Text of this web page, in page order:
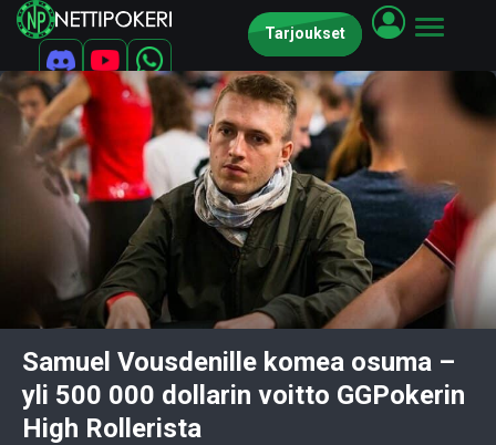
Tarjoukset
Samuel Vousdenille komea osuma –
yli 500 000 dollarin voitto GGPokerin
High Rollerista